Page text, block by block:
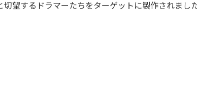
望するドラマーたちをターゲットに製作されま